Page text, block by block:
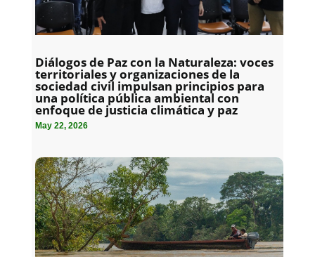
Diálogos de Paz con la Naturaleza: voces
territoriales y organizaciones de la
sociedad civil impulsan principios para
una política pública ambiental con
enfoque de justicia climática y paz
May 22, 2026